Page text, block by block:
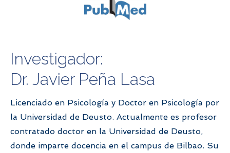
Investigador:
Dr. Javier Peña Lasa
Licenciado en Psicología y Doctor en Psicología por
la Universidad de Deusto. Actualmente es profesor
contratado doctor en la Universidad de Deusto,
donde imparte docencia en el campus de Bilbao. Su